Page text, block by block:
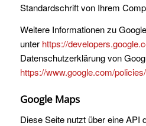
Standardschrift von Ihrem
Weitere Informationen zu
unter https://
Datenschutzerklärung von
https://www.google.com/
Google Maps
Diese Seite nutzt über eine API